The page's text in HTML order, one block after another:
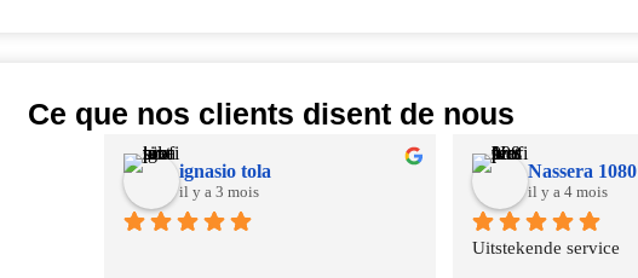
Ce que nos clients disent de nous
ignasio tola
il y a 3 mois
Nassera 1080
il y a 4 mois
Uitstekende service